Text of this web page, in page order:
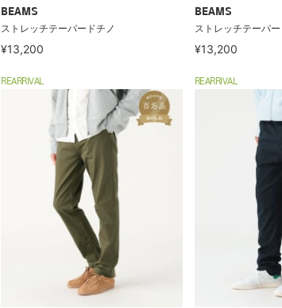
BEAMS
ストレッチテーパードチノ
¥13,200
BEAMS
ストレッチテーパー
¥13,200
REARRIVAL REARRIVAL